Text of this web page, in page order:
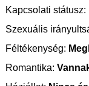
Kapcsolati státusz:
Szexuális
Féltékenység:
Romantika: